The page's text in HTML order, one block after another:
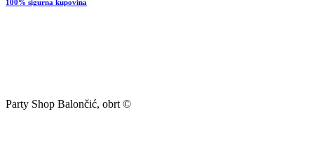
100% sigurna kupovina
Party Shop Balončić, obrt ©